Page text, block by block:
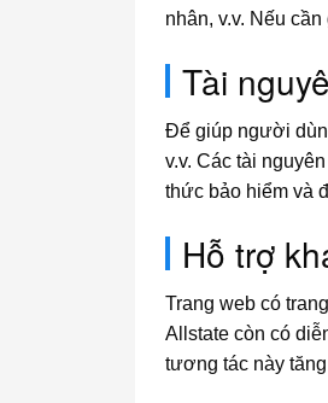
nhân, v.v. Nếu
Tài
Để giúp người
v.v. Các tài
thức bảo hiểm và
Hỗ trợ
Trang web có
Allstate còn có
tương tác này